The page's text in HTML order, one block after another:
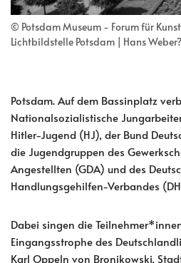
© Potsdam Museum - Forum für
Lichtbildstelle Potsdam | Hans
Potsdam. Auf dem Bassinplatz
Nationalsozialistische
Hitler-Jugend (HJ), der Bund
die Jugendgruppen des
Angestellten (GDA) und des
Handlungsgehilfen-Verbandes
Dabei singen die
Eingangsstrophe des
Karl Oppeln von Bronikowski,